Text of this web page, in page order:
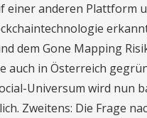
einer anderen Plattform
dem Gone Mapping
auch in Österreich
Universum wird nun
Zweitens: Die Frage